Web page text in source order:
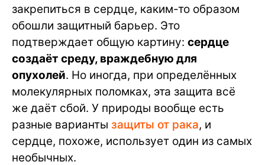
закрепиться в сердце, каким-то образом
обошли защитный барьер. Это
подтверждает общую картину: сердце
создаёт среду, враждебную для
опухолей. Но иногда, при определённых
молекулярных поломках, эта защита всё
же даёт сбой. У природы вообще есть
разные варианты защиты от рака, и
сердце, похоже, использует один из самых
необычных.